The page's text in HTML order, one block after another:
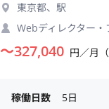
東京都、駅
Webディレクター
〜327,040 円／月
稼働日数
5日